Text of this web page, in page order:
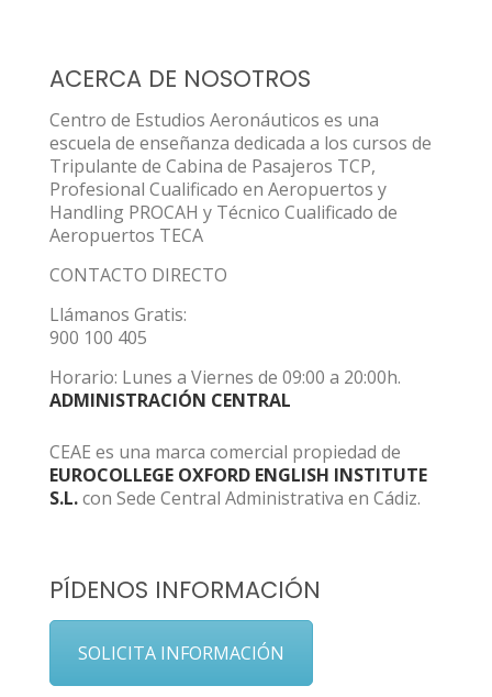
ACERCA DE NOSOTROS
Centro de Estudios Aeronáuticos es una
escuela de enseñanza dedicada a los cursos de
Tripulante de Cabina de Pasajeros TCP,
Profesional Cualificado en Aeropuertos y
Handling PROCAH y Técnico Cualificado de
Aeropuertos TECA
CONTACTO DIRECTO
Llámanos Gratis:
900 100 405
Horario: Lunes a Viernes de 09:00 a 20:00h.
ADMINISTRACIÓN CENTRAL
CEAE es una marca comercial propiedad de
EUROCOLLEGE OXFORD ENGLISH INSTITUTE
S.L.con Sede Central Administrativa en Cádiz.
PÍDENOS INFORMACIÓN
SOLICITA INFORMACIÓN